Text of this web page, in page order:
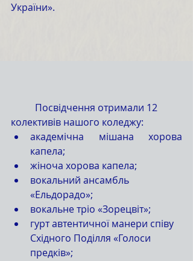
України».
колективів нашого коледжу:
академічна мішана хорова
капела;
жіноча хорова капела;
вокальний ансамбль
«Ельдорадо»;
вокальне тріо «Зорецвіт»;
гурт автентичної манери співу
Східного Поділля «Голоси
предків»;